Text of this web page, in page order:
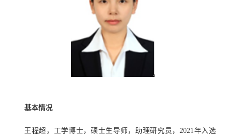
基本情况
王程超，工学博士，硕士生导师，助理研究员， 2021 年入选